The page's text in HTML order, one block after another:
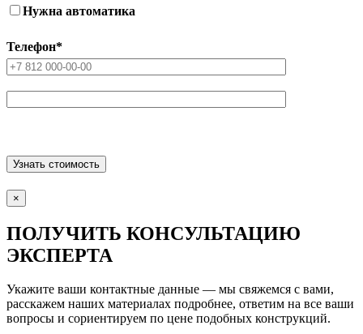
Нужна автоматика
Телефон*
×
ПОЛУЧИТЬ КОНСУЛЬТАЦИЮ
ЭКСПЕРТА
Укажите ваши контактные данные — мы свяжемся с вами,
расскажем наших материалах подробнее, ответим на все ваши
вопросы и сориентируем по цене подобных конструкций.